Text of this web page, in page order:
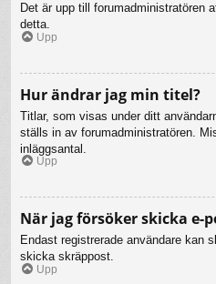
Det är upp till forumadministratören
detta.
Upp
Hur ändrar jag min titel?
Titlar, som visas under ditt
ställs in av forumadministratören.
inläggsantal.
Upp
När jag försöker skicka
Endast registrerade användare kan
skicka skräppost.
Upp